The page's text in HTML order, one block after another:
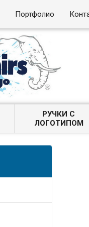
Портфолио
РУЧКИ С
ЛОГОТИПОМ